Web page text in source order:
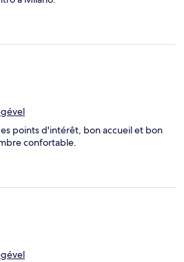
points d'intérêt, bon accueil et bon
confortable.